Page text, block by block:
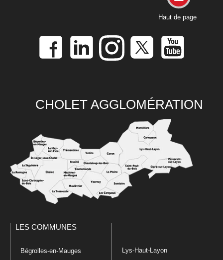
Haut de page
CHOLET AGGLOMÉRATION
LES COMMUNES
Bégrolles-en-Mauges Lys-Haut-Layon